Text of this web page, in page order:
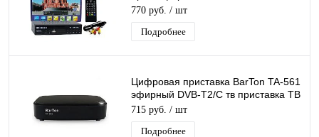
ресивер TV-тюнер бесплатного тв,
медиаплеер
770 руб. / шт
Подробнее
Цифровая приставка BarTon TA-561
эфирный DVB-T2/C тв приставка ТВ
без абонплаты TV-тюнер
медиаплеер
715 руб. / шт
Подробнее